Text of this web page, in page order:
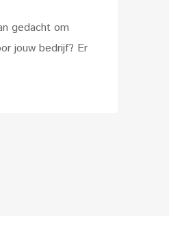
gedacht om
jouw bedrijf? Er